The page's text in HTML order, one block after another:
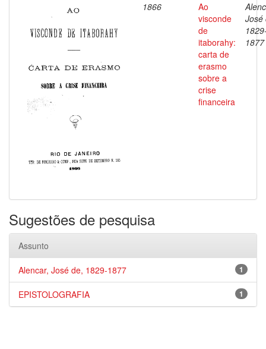
1866
Ao
visconde
de
itaborahy:
carta de
erasmo
sobre a
crise
financeira
José
1877
Sugestões de pesquisa
Assunto
1
Alencar, José de, 1829-1877
1
EPISTOLOGRAFIA